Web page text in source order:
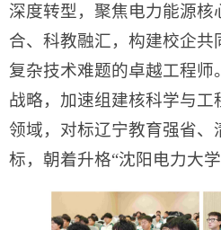
深度转型，聚焦电力能源核
合、科教融汇，构建校企共
复杂技术难题的卓越工程师
战略，加速组建核科学与工
领域，对标辽宁教育强省、
标，朝着升格“沈阳电力大